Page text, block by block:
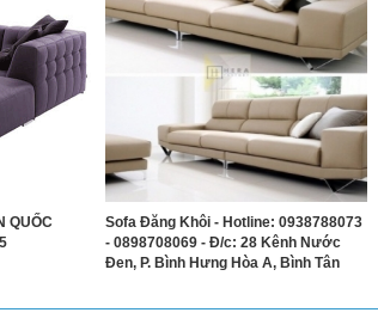
QUỐC
Sofa Đăng Khôi - Hotline: 0938788073
- 0898708069 - Đ/c: 28 Kênh Nước
Đen, P. Bình Hưng Hòa A, Bình Tân